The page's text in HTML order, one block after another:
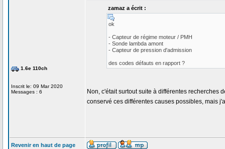
1.6e 110ch
Inscrit le: 09 Mar 2020
Messages : 6
zamaz a écrit :
ok
- Capteur de régime moteur / PMH
- Sonde lambda amont
- Capteur de pression d'admission
des codes défauts en rapport ?
Non, c'était surtout suite à différentes recherches
conservé ces différentes causes possibles, mais
Revenir en haut de page